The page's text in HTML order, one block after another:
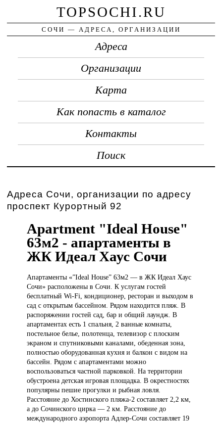
TOPSOCHI.RU
СОЧИ — АДРЕСА, ОРГАНИЗАЦИИ
Адреса
Организации
Карта
Как попасть в каталог
Контакты
Поиск
Адреса Сочи, организации по адресу
проспект Курортный 92
Apartment "Ideal House"
63м2 - апартаменты в
ЖК Идеал Хаус Сочи
Апартаменты «”IdealHouse” 63м2 — в ЖК Идеал Хаус
Сочи» расположены в Сочи. К услугам гостей
бесплатный Wi-Fi, кондиционер, ресторан и выходом в
сад с открытым бассейном. Рядом находится пляж. В
распоряжении гостей сад, бар и общий лаундж. В
апартаментах есть 1 спальня, 2 ванные комнаты,
постельное белье, полотенца, телевизор с плоским
экраном и спутниковыми каналами, обеденная зона,
полностью оборудованная кухня и балкон с видом на
бассейн. Рядом с апартаментами можно
воспользоваться частной парковкой. На территории
обустроена детская игровая площадка. В окрестностях
популярны пешие прогулки и рыбная ловля.
Расстояние до Хостинского пляжа-2 составляет 2,2 км,
а до Сочинского цирка — 2 км. Расстояние до
международного аэропорта Адлер-Сочи составляет 19